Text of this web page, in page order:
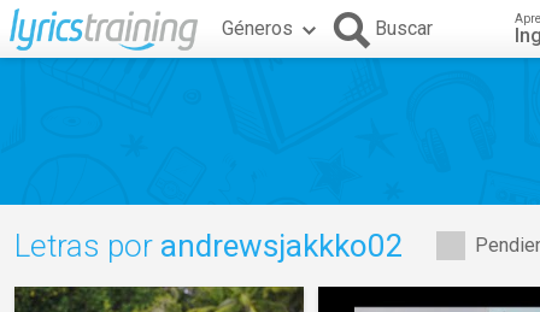
Géneros Buscar
Letras por andrewsjakkko02